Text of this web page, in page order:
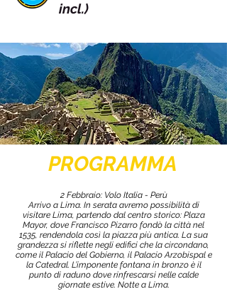
incl.)
PROGRAMMA
2 Febbraio: Volo Italia - Perù
Arrivo a Lima. In serata avremo possibilità di
visitare Lima, partendo dal centro storico: Plaza
Mayor, dove Francisco Pizarro fondò la città nel
1535, rendendola così la piazza più antica. La sua
grandezza si riflette negli edifici che la circondano,
come il Palacio del Gobierno, il Palacio Arzobispal e
la Catedral. L’imponente fontana in bronzo è il
punto di raduno dove rinfrescarsi nelle calde
giornate estive. Notte a Lima.